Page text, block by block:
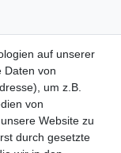
auf unserer
Daten von
um z.B.
von
Website zu
durch gesetzte